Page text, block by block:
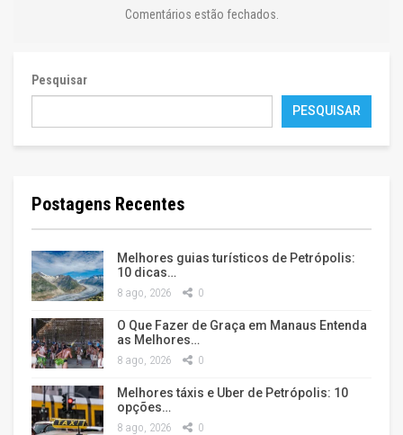
Comentários estão fechados.
Pesquisar
PESQUISAR
Postagens Recentes
Melhores guias turísticos de Petrópolis:
10 dicas…
8 ago, 2026 0
O Que Fazer de Graça em Manaus Entenda
as Melhores…
8 ago, 2026 0
Melhores táxis e Uber de Petrópolis: 10
opções…
8 ago, 2026 0